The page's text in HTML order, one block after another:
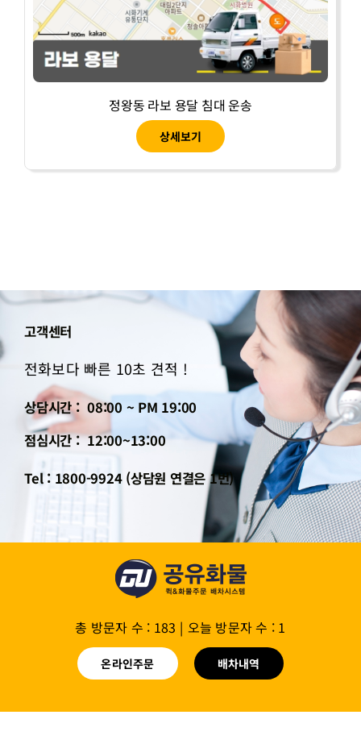
정왕동 라보 용달 침대 운송
상세보기
고객센터
전화보다 빠른 10초 견적 !
상담시간 : 08:00 ~ PM 19:00
점심시간 : 12:00~13:00
Tel : 1800-9924 (상담원 연결은 1번)
총 방문자 수 : 183 | 오늘 방문자 수 : 1
온라인주문 배차내역